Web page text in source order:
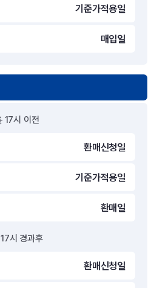
기준가적용일
매입일
17시 이전
환매신청일
기준가적용일
환매일
17시 경과후
환매신청일